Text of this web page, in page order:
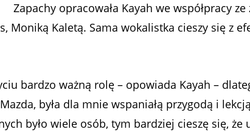
Zapachy opracowała Kayah we współpracy
Moniką Kaletą. Sama wokalistka cieszy się z
bardzo ważną rolę – opowiada Kayah –
była dla mnie wspaniałą przygodą i
było wiele osób, tym bardziej cieszę się, że